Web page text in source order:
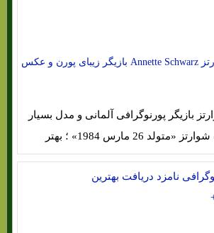
بیوگرافی آنت شوارتز Annette Schwarz بازیگر زیبای پورن و عکس
بازیگر پورنوگرافی آلمانی و مدل بسیار
زیبا بیوگرافی آنت شوارتز «متولد 26 مارس 1984» ؛ بهتر